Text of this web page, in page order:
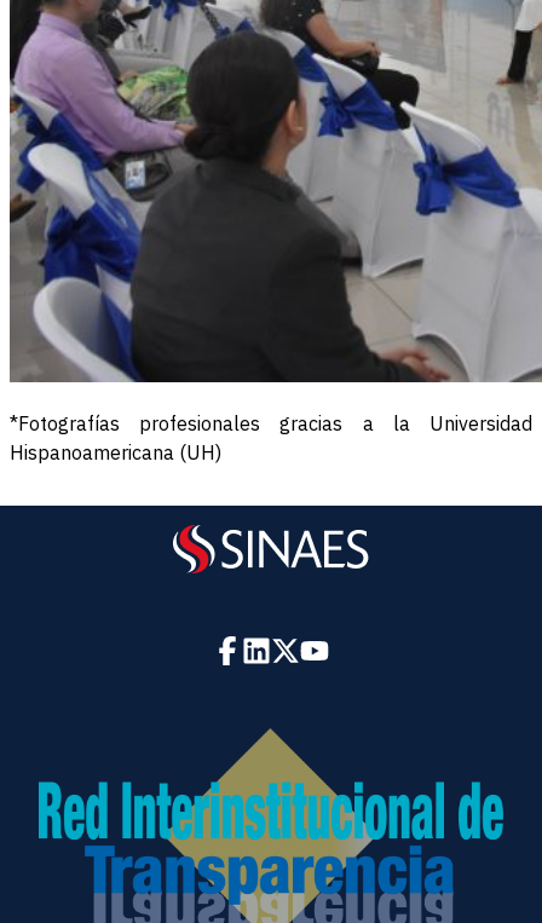
*Fotografías profesionales gracias a la Universidad
Hispanoamericana (UH)